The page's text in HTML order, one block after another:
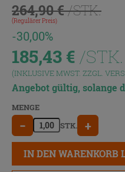
264,90 €/STK.
(Regulärer Preis)
-30,00%
185,43 € /STK.
(INKLUSIVE MWST. ZZGL.
Angebot gültig, solange
MENGE
− STK. +
IN DEN WARENKORB